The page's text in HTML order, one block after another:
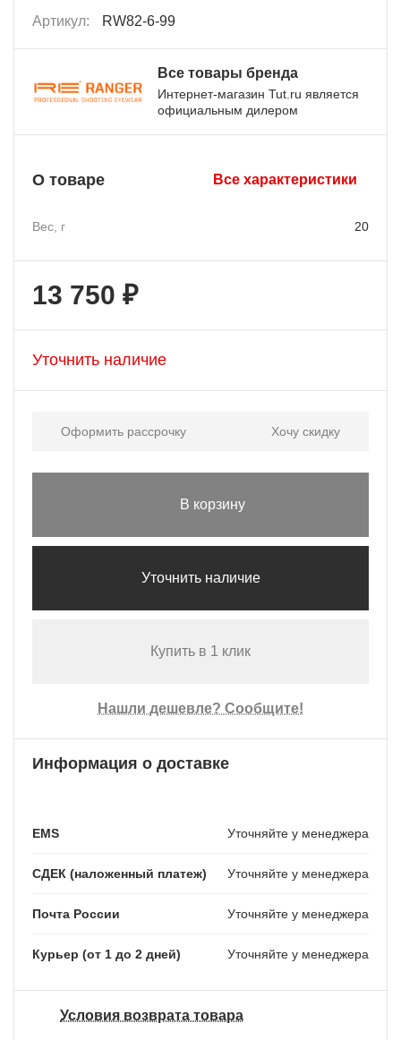
Артикул: RW82-6-99
Все товары бренда
Интернет-магазин Tut.ru является
официальным дилером
О товаре Все характеристики
Вес, г 20
13 750 ₽
Уточнить наличие
Оформить рассрочку Хочу скидку
В корзину
Уточнить наличие
Купить в 1 клик
Нашли дешевле? Сообщите!
Информация о доставке
EMS Уточняйте у менеджера
СДЕК (наложенный платеж) Уточняйте у менеджера
Почта России Уточняйте у менеджера
Курьер (от 1 до 2 дней) Уточняйте у менеджера
Условия возврата товара